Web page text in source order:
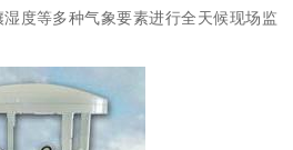
度等多种气象要素进行全天候现场监